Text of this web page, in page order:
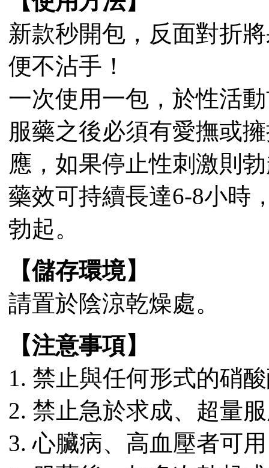
新款秒開包，反面對折
便不沾手！
一次使用一包，於性活
服藥之後必須有愛撫或
應，如果停止性刺激則
藥效可持續長達6-8小時
勃起。
【儲存環境】
請置於陰涼乾燥處。
【注意事項】
1. 禁止與任何形式的硝
2. 禁止急於求成、超量
3. 心臟病、高血壓者可